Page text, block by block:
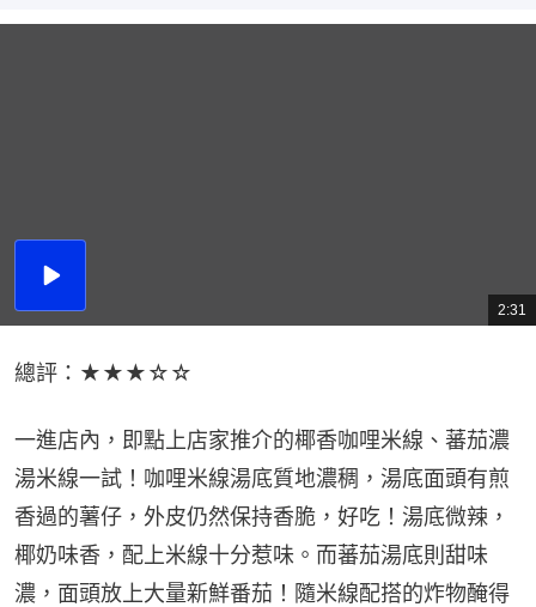
播
總
共
2:31
總評：★★★☆☆
一進店內，即點上店家推介的椰香咖哩米線、蕃茄濃
湯米線一試！咖哩米線湯底質地濃稠，湯底面頭有煎
香過的薯仔，外皮仍然保持香脆，好吃！湯底微辣，
椰奶味香，配上米線十分惹味。而蕃茄湯底則甜味
濃，面頭放上大量新鮮番茄！隨米線配搭的炸物醃得